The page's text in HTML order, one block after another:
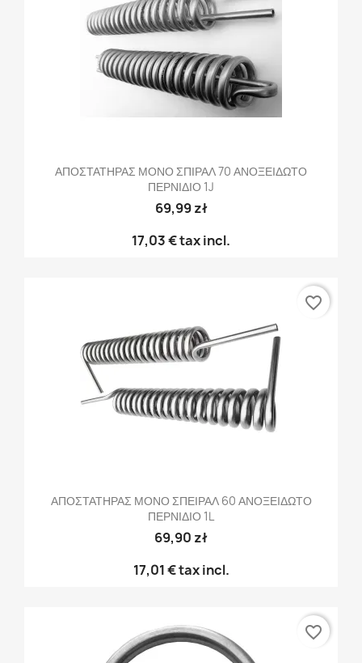
ΑΠΟΣΤΑΤΗΡΑΣ ΜΟΝΟ ΣΠΙΡΑΛ 70 ΑΝΟΞΕΙΔΩΤΟ
ΠΕΡΝΙΔΙΟ 1J
69,99 zł
17,03 €tax incl.
ΑΠΟΣΤΑΤΗΡΑΣ ΜΟΝΟ ΣΠΕΙΡΑΛ 60 ΑΝΟΞΕΙΔΩΤΟ
ΠΕΡΝΙΔΙΟ 1L
69,90 zł
17,01 €tax incl.
favorite_border
favorite_border